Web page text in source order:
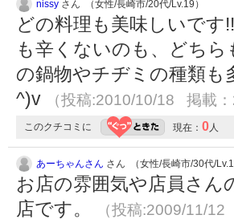
nissy さん （女性/長崎市/20代/Lv.19）
どの料理も美味しいです
も辛くないのも、どち
の鍋物やチヂミの種類
^)v
（投稿:2010/10/18 掲載：
このクチコミに 現在： 0人
あーちゃんさん さん （女性/長崎市/30代/Lv.1
お店の雰囲気や店員さん
店です。
（投稿:2009/11/